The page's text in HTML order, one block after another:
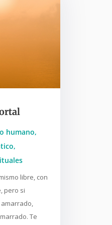
humano,
,
libre, con
pero si
Te